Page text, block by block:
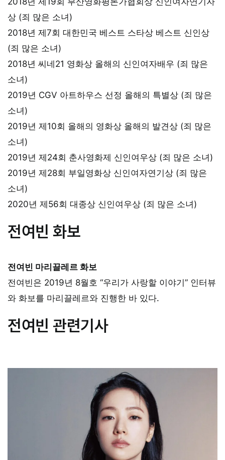
상 (죄 많은 소녀)
2018년 제7회 대한민국 베스트 스타상 베스트 신인상
(죄 많은 소녀)
2018년 씨네21 영화상 올해의 신인여자배우 (죄 많은
소녀)
2019년 CGV 아트하우스 선정 올해의 특별상 (죄 많은
소녀)
2019년 제10회 올해의 영화상 올해의 발견상 (죄 많은
소녀)
2019년 제24회 춘사영화제 신인여우상 (죄 많은 소녀)
2019년 제28회 부일영화상 신인여자연기상 (죄 많은
소녀)
2020년 제56회 대종상 신인여우상 (죄 많은 소녀)
전여빈 화보
전여빈 마리끌레르 화보
전여빈은 2019년 8월호 “우리가 사랑할 이야기” 인터뷰
와 화보를 마리끌레르와 진행한 바 있다.
전여빈 관련기사